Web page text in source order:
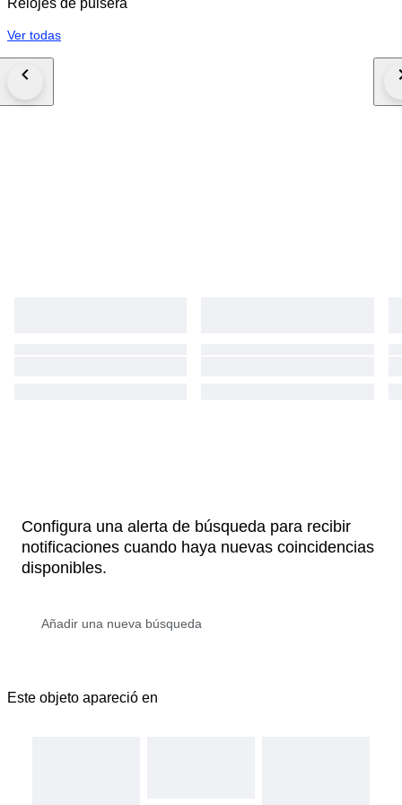
Relojes de pulsera
Ver todas
Configura una alerta de búsqueda para recibir
notificaciones cuando haya nuevas coincidencias
disponibles.
Este objeto apareció en